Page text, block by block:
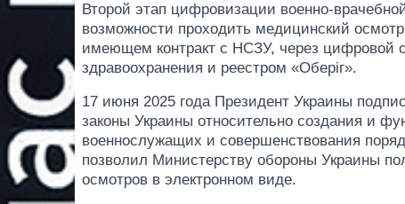
Второй этап цифровизации военно-
возможности проходить медицинский
имеющем контракт с НСЗУ, через цифровой
здравоохранения и реестром «Оберіг».
17 июня 2025 года Президент Украины
законы Украины относительно создания и
военнослужащих и совершенствования
позволил Министерству обороны Украины
осмотров в электронном виде.